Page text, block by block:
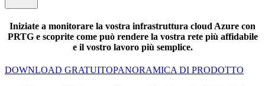
Iniziate a monitorare la vostra infrastruttura cloud Azure con
PRTG e scoprite come può rendere la vostra rete più affidabile
e il vostro lavoro più semplice.
DOWNLOAD GRATUITOPANORAMICA DI PRODOTTO